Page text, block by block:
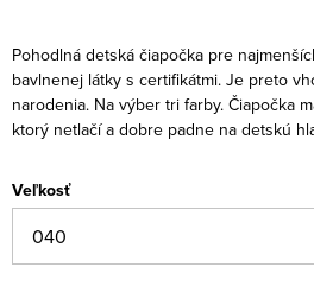
Pohodlná detská čiapočka pre
bavlnenej látky s certifikátmi. Je preto
narodenia. Na výber tri farby. Čiapočka
ktorý netlačí a dobre padne na detskú
Veľkosť